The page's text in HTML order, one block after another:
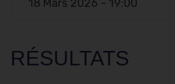
18 Mars 2026 - 19:00
RÉSULTATS